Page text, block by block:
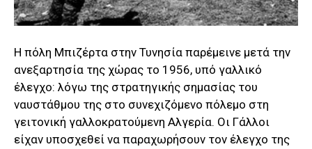
Η πόλη Μπιζέρτα στην Τυνησία παρέμεινε μετά την
ανεξαρτησία της χώρας το 1956, υπό γαλλικό
έλεγχο: λόγω της στρατηγικής σημασίας του
ναυστάθμου της στο συνεχιζόμενο πόλεμο στη
γειτονική γαλλοκρατούμενη Αλγερία. Οι Γάλλοι
είχαν υποσχεθεί να παραχωρήσουν τον έλεγχο της